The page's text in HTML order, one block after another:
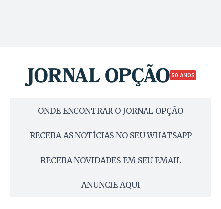
50 ANOS
ONDE ENCONTRAR O JORNAL OPÇÃO
RECEBA AS NOTÍCIAS NO SEU WHATSAPP
RECEBA NOVIDADES EM SEU EMAIL
ANUNCIE AQUI